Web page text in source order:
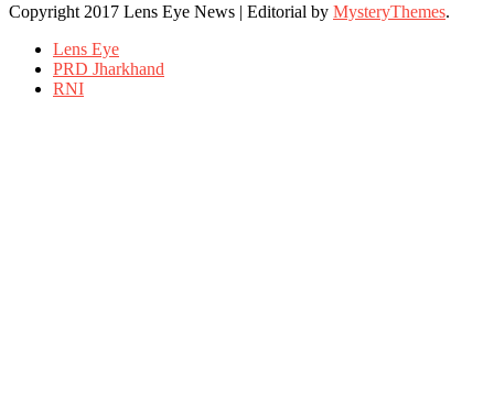
Copyright 2017 Lens Eye News | Editorial by MysteryThemes.
Lens Eye
PRD Jharkhand
RNI